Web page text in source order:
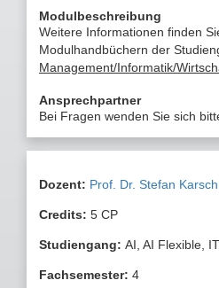
Modulbeschreibung
Weitere Informationen finden
Modulhandbüchern der
Management/Informatik/
Ansprechpartner
Bei Fragen wenden Sie sich
Dozent: Prof. Dr. Stefan Karsch
Credits:5 CP
Studiengang:AI, AI Flexible,
Fachsemester:4